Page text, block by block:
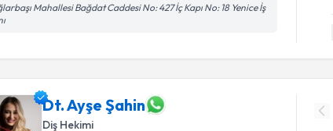
Mahallesi Bağdat Caddesi No: 427 İç Kapı No: 18 Yenice İş
Dt. Ayşe Şahin
Diş Hekimi